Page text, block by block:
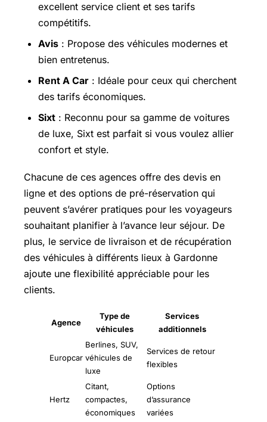
excellent service client et ses tarifs
compétitifs.
Avis : Propose des véhicules modernes et
bien entretenus.
Rent A Car : Idéale pour ceux qui cherchent
des tarifs économiques.
Sixt : Reconnu pour sa gamme de voitures
de luxe, Sixt est parfait si vous voulez allier
confort et style.
Chacune de ces agences offre des devis en
ligne et des options de pré-réservation qui
peuvent s’avérer pratiques pour les voyageurs
souhaitant planifier à l’avance leur séjour. De
plus, le service de livraison et de récupération
des véhicules à différents lieux à Gardonne
ajoute une flexibilité appréciable pour les
clients.
Agence
Type de
véhicules
Services
additionnels
Europcar
Berlines, SUV,
véhicules de
luxe
Services de retour
flexibles
Hertz
Citant,
compactes,
économiques
Options
d’assurance
variées